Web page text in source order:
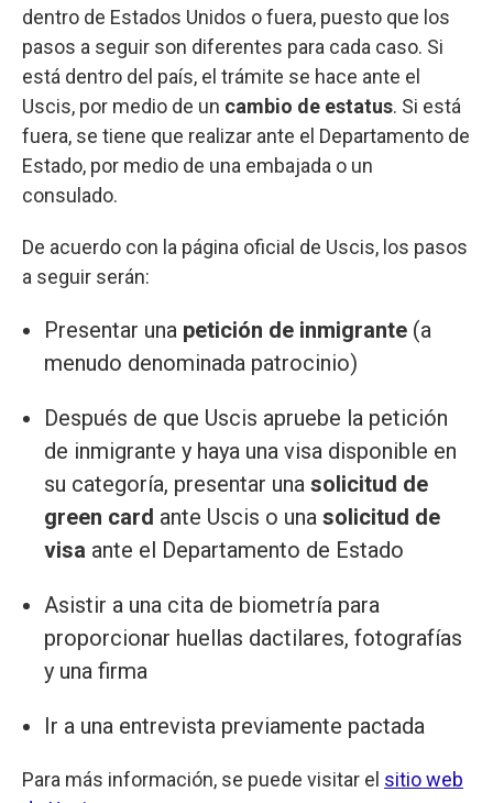
dentro de Estados Unidos o fuera, puesto que los
pasos a seguir son diferentes para cada caso. Si
está dentro del país, el trámite se hace ante el
Uscis, por medio de un cambio de estatus. Si está
fuera, se tiene que realizar ante el Departamento de
Estado, por medio de una embajada o un
consulado.
De acuerdo con la página oficial de Uscis, los pasos
a seguir serán:
Presentar una petición de inmigrante (a
menudo denominada patrocinio)
Después de que Uscis apruebe la petición
de inmigrante y haya una visa disponible en
su categoría, presentar una solicitud de
green card ante Uscis o una solicitud de
visa ante el Departamento de Estado
Asistir a una cita de biometría para
proporcionar huellas dactilares, fotografías
y una firma
Ir a una entrevista previamente pactada
Para más información, se puede visitar el sitio web